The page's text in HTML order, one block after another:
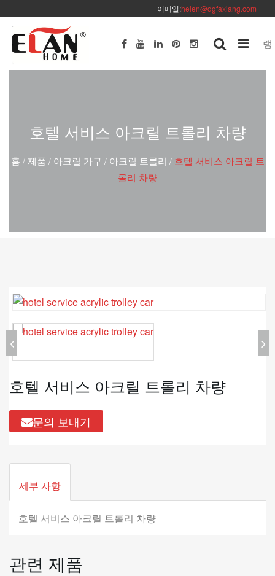
이메일:helen@dgfaxiang.com
랭
호텔 서비스 아크릴 트롤리 차량
홈 / 제품 / 아크릴 가구 / 아크릴 트롤리 / 호텔 서비스 아크릴 트
롤리 차량
호텔 서비스 아크릴 트롤리 차량
문의 보내기
세부 사항
호텔 서비스 아크릴 트롤리 차량
관련 제품